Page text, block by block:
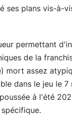
ses plans vis-à-
permettant
de la
mort assez
dans le jeu le 7
à l'été